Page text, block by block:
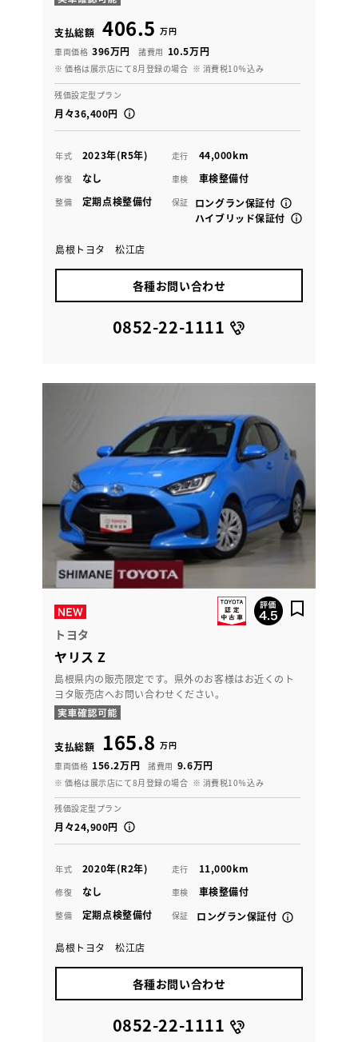
支払総額 406.5 万円
車両価格 396万円 諸費用 10.5万円
※ 価格は展示店にて8月登録の場合 ※ 消費税10％込み
残価設定型プラン
月々36,400円
年式 2023年(R5年) 走行 44,000km
修復 なし 車検 車検整備付
整備 定期点検整備付 保証
ロングラン保証付
ハイブリッド保証付
島根トヨタ 松江店
各種お問い合わせ
0852-22-1111
トヨタ
ヤリス Z
島根県内の販売限定です。県外のお客様はお近くのト
ヨタ販売店へお問い合わせください。
支払総額 165.8 万円
車両価格 156.2万円 諸費用 9.6万円
※ 価格は展示店にて8月登録の場合 ※ 消費税10％込み
残価設定型プラン
月々24,900円
年式 2020年(R2年) 走行 11,000km
修復 なし 車検 車検整備付
整備 定期点検整備付 保証 ロングラン保証付
島根トヨタ 松江店
各種お問い合わせ
0852-22-1111